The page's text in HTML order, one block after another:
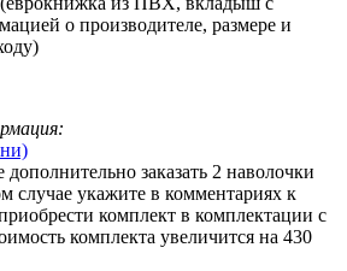
о производителе, размере и
заказать 2 наволочки
случае укажите в комментариях к
комплект в комплектации с
комплекта увеличится на 430